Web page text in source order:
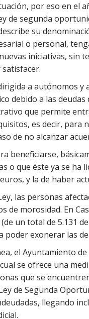
por eso en el
de segunda
su
o personal,
iniciativas, sin
a autónomos
debido a las
que permite
es decir, para
de no alcanzar
beneficiarse,
o que éste ya se ha
y la de haber
las personas
de morosidad. En
un total de 5.131
poder exonerar las
el Ayuntamiento
se ofrece una
que se
de Segunda
llegando